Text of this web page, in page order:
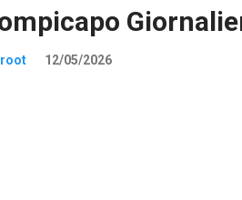
root 12/05/2026